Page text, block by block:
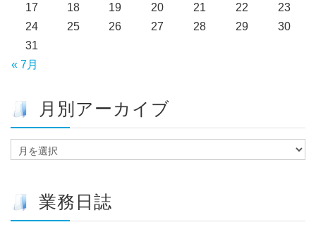
« 7月
17
18 19 20 21 22
23
24
25 26 27 28 29
30
31
月別アーカイブ
別
カ
業務日誌